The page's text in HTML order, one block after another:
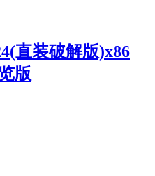
直装破解版)x86
版